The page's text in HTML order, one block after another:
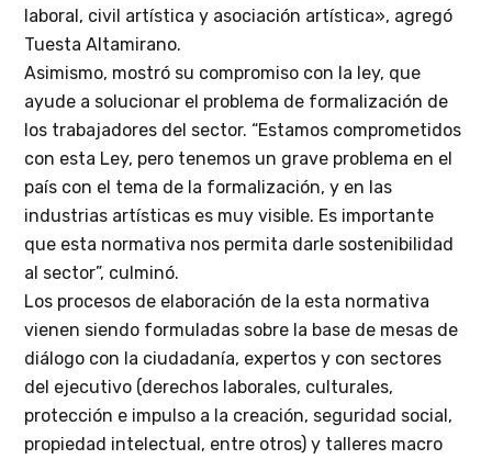
laboral, civil artística y asociación artística», agregó
Tuesta Altamirano.
Asimismo, mostró su compromiso con la ley, que
ayude a solucionar el problema de formalización de
los trabajadores del sector. “Estamos comprometidos
con esta Ley, pero tenemos un grave problema en el
país con el tema de la formalización, y en las
industrias artísticas es muy visible. Es importante
que esta normativa nos permita darle sostenibilidad
al sector”, culminó.
Los procesos de elaboración de la esta normativa
vienen siendo formuladas sobre la base de mesas de
diálogo con la ciudadanía, expertos y con sectores
del ejecutivo (derechos laborales, culturales,
protección e impulso a la creación, seguridad social,
propiedad intelectual, entre otros) y talleres macro